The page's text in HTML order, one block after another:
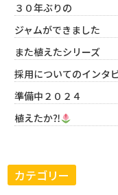
３０年ぶりの
ジャムができました
また植えたシリーズ
採用についてのインタ
準備中２０２４
植えたか⁈
カテゴリー